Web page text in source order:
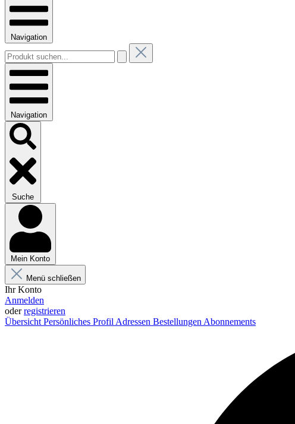
Navigation
Navigation
Suche
Mein Konto
Menü schließen
Ihr Konto
Anmelden
oderregistrieren
Übersicht Persönliches Profil Adressen Bestellungen Abonnements